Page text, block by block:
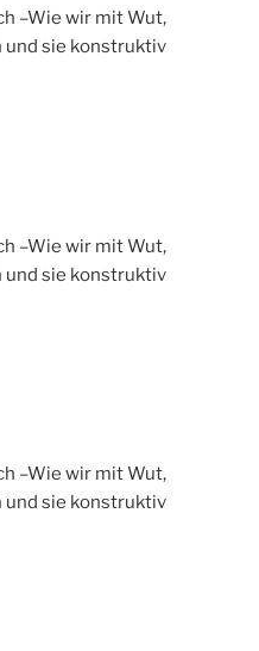
–Wie wir mit Wut,
und sie konstruktiv
–Wie wir mit Wut,
und sie konstruktiv
–Wie wir mit Wut,
und sie konstruktiv